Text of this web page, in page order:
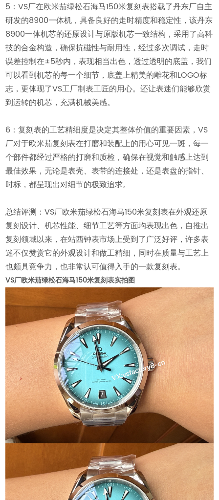
5：VS厂在欧米茄绿松石海马150米复刻表搭载了丹东厂自主
研发的8900一体机，具备良好的走时精度和稳定性，该丹东
8900一体机芯的还原设计与原版机芯一致结构，采用了高科
技的合金构造，确保抗磁性与耐用性，经过多次调试，走时
误差控制在±5秒内，表现相当出色，透过透明的底盖，我们
可以看到机芯的每一个细节，底盖上精美的雕花和LOGO标
志，更体现了VS工厂制表工匠的用心。还让表迷们能够欣赏
到运转的机芯，充满机械美感。
6：复刻表的工艺精细度是决定其整体价值的重要因素，VS
厂对于欧米茄复刻表在打磨和装配上的用心可见一斑，每一
个部件都经过严格的打磨和质检，确保在视觉和触感上达到
最佳效果，无论是表壳、表带的连接处，还是表盘的指针、
时标，都呈现出对细节的极致追求。
总结评测：VS厂欧米茄绿松石海马150米复刻表在外观还原
复刻设计、机芯性能、细节工艺等方面均表现出色，自推出
复刻领域以来，在站西钟表市场上受到了广泛好评，许多表
迷不仅赞赏它的外观设计和做工精细，同时在质量与工艺上
也颇具竞争力，也非常认可值得入手的一款复刻表。
VS厂欧米茄绿松石海马150米复刻表实拍图